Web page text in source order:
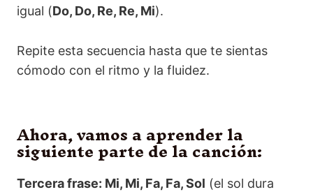
igual (Do, Do, Re, Re, Mi).
Repite esta secuencia hasta que te sientas
cómodo con el ritmo y la fluidez.
Ahora, vamos a aprender la
siguiente parte de la canción:
Tercera frase: Mi, Mi, Fa, Fa, Sol (el sol dura